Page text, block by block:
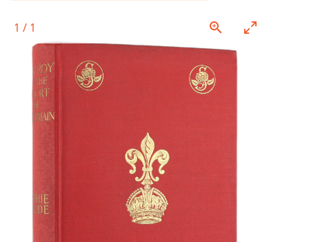
1 / 1